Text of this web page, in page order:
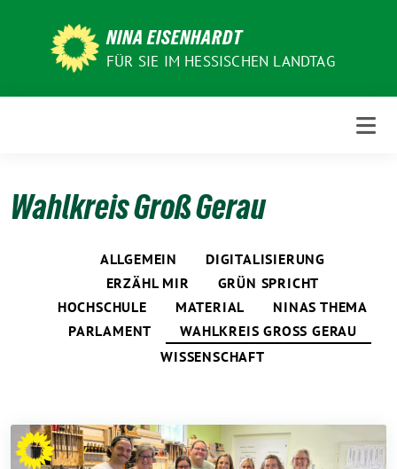
NINA EISENHARDT
FÜR SIE IM HESSISCHEN LANDTAG
Wahlkreis Groß Gerau
ALLGEMEIN
DIGITALISIERUNG
ERZÄHL MIR
GRÜN SPRICHT
HOCHSCHULE
MATERIAL
NINAS THEMA
PARLAMENT
WAHLKREIS GROSS GERAU
WISSENSCHAFT